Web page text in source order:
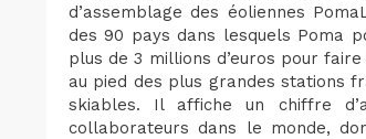
d’assemblage des éoliennes
des 90 pays dans lesquels Poma
plus de 3 millions d’euros pour
au pied des plus grandes stations
skiables. Il affiche un chiffre
collaborateurs dans le monde,